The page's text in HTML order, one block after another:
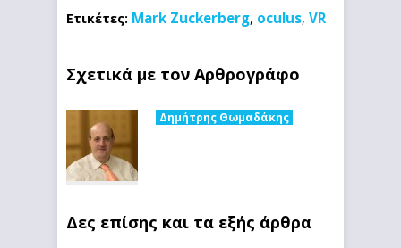
Ετικέτες: Mark Zuckerberg, oculus, VR
Σχετικά με τον Αρθρογράφο
Δημήτρης Θωμαδάκης
Δες επίσης και τα εξής άρθρα